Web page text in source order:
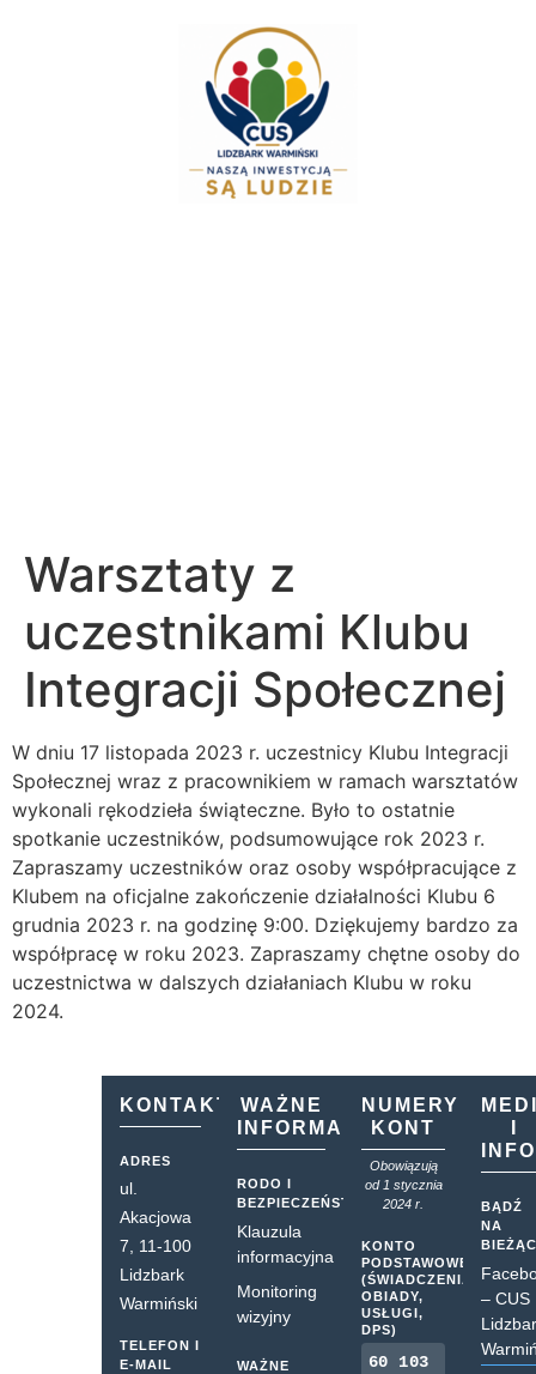
Warsztaty z
uczestnikami Klubu
Integracji Społecznej
W dniu 17 listopada 2023 r. uczestnicy Klubu Integracji
Społecznej wraz z pracownikiem w ramach warsztatów
wykonali rękodzieła świąteczne. Było to ostatnie
spotkanie uczestników, podsumowujące rok 2023 r.
Zapraszamy uczestników oraz osoby współpracujące z
Klubem na oficjalne zakończenie działalności Klubu 6
grudnia 2023 r. na godzinę 9:00. Dziękujemy bardzo za
współpracę w roku 2023. Zapraszamy chętne osoby do
uczestnictwa w dalszych działaniach Klubu w roku
2024.
KONTAKT
ADRES
ul.
Akacjowa
7, 11-100
Lidzbark
Warmiński
TELEFON I
E-MAIL
WAŻNE
INFORMACJE
RODO I
BEZPIECZEŃSTWO
Klauzula
informacyjna
Monitoring
wizyjny
WAŻNE
NUMERY
KONT
Obowiązują
od 1 stycznia
2024 r.
KONTO
PODSTAWOWE
(ŚWIADCZENIA,
OBIADY,
USŁUGI,
DPS)
60 103
BĄDŹ
NA
– CUS